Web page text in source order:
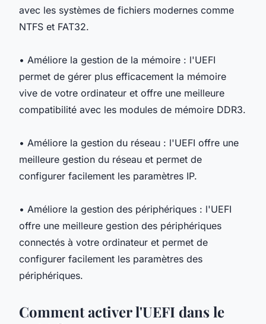
avec les systèmes de fichiers modernes comme
NTFS et FAT32.
• Améliore la gestion de la mémoire : l'UEFI
permet de gérer plus efficacement la mémoire
vive de votre ordinateur et offre une meilleure
compatibilité avec les modules de mémoire DDR3.
• Améliore la gestion du réseau : l'UEFI offre une
meilleure gestion du réseau et permet de
configurer facilement les paramètres IP.
• Améliore la gestion des périphériques : l'UEFI
offre une meilleure gestion des périphériques
connectés à votre ordinateur et permet de
configurer facilement les paramètres des
périphériques.
Comment activer l'UEFI dans le